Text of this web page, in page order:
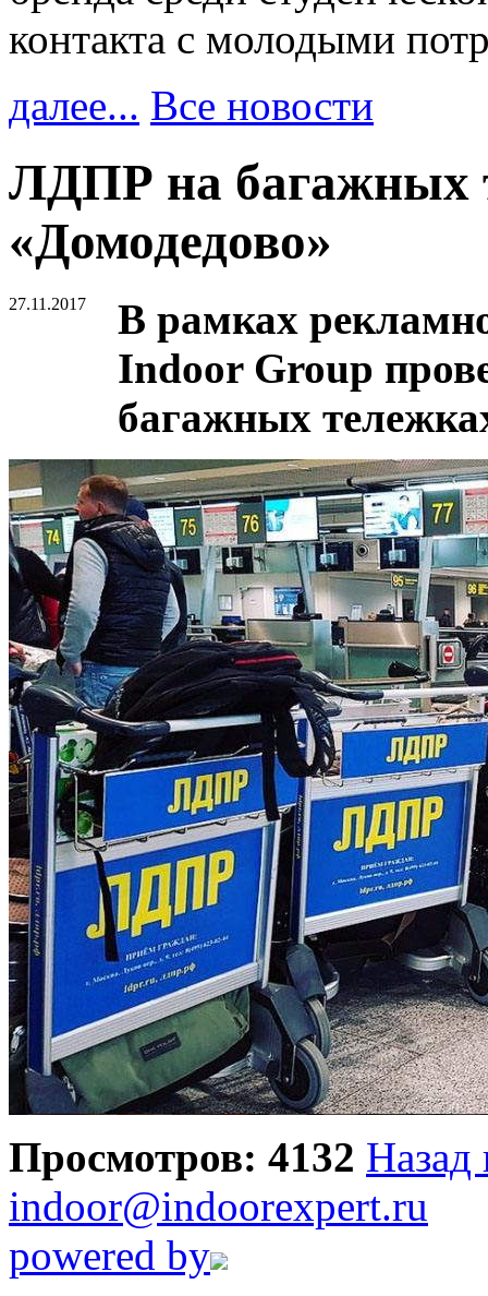
контакта с молодыми
далее... Все новости
ЛДПР на багажных
«Домодедово»
27.11.2017
В рамках
Indoor Group
багажных
Просмотров: 4132 Назад
indoor@indoorexpert.ru
powered by